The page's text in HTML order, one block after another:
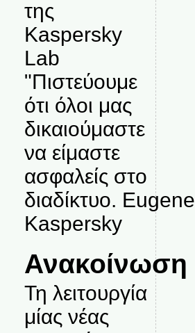
της
Kaspersky
Lab
"Πιστεύουμε
ότι όλοι μας
δικαιούμαστε
να είμαστε
ασφαλείς στο
διαδίκτυο. Eugene
Kaspersky
Ανακοίνωση
Τη λειτουργία
μίας νέας